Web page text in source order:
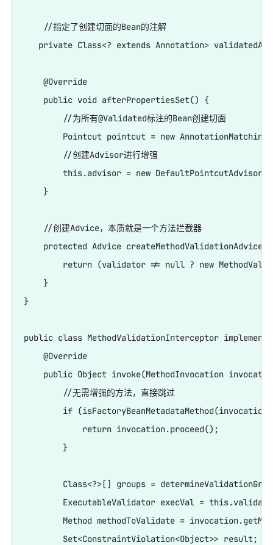
//指定了创建切面的Bean的注解
private Class<? extends Annotation>
@Override
public void afterPropertiesSet() {
//为所有@Validated标注的Bean创建切面
Pointcut pointcut = new
//创建Advisor进行增强
this.advisor = new
}
//创建Advice，本质就是一个方法拦截器
protected Advice
return (validator != null ? new
}
}
public class MethodValidationInterceptor
@Override
public Object invoke(MethodInvocation
//无需增强的方法，直接跳过
if
return invocation.proceed();
}
Class<?>[] groups =
ExecutableValidator execVal =
Method methodToValidate =
Set<ConstraintViolation<Object>> result;